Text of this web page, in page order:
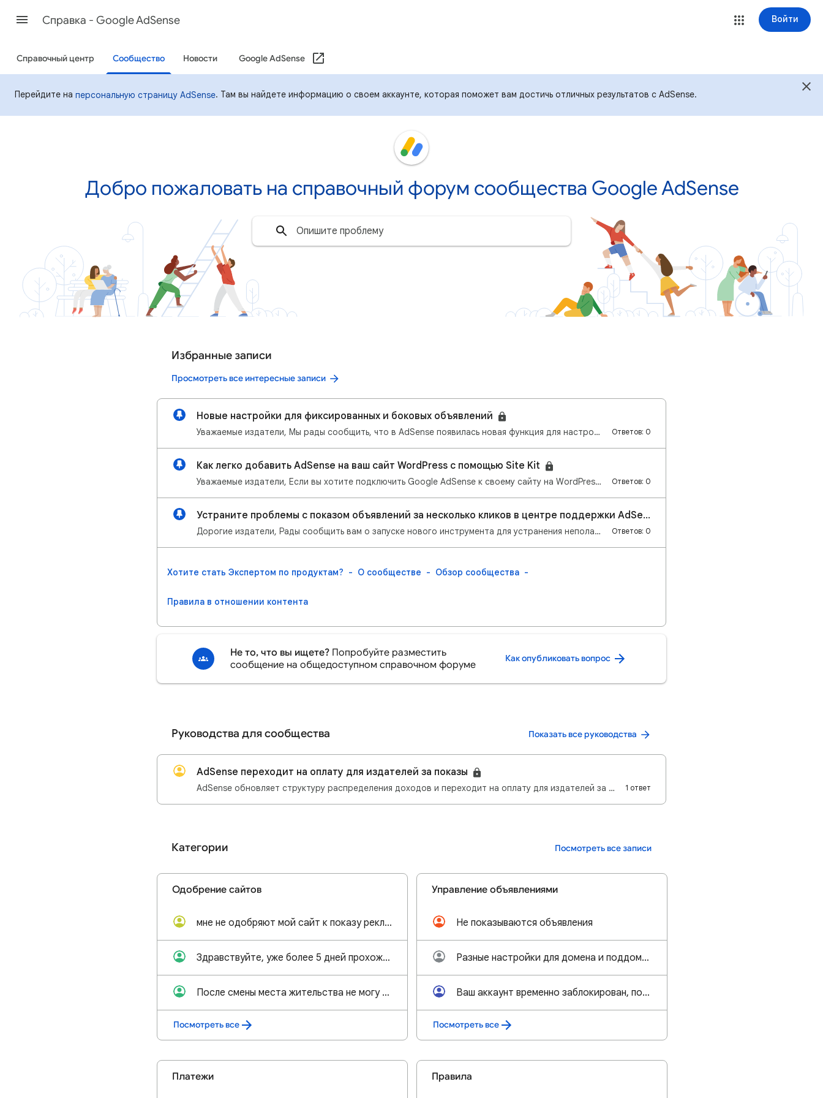
Cправка - Google AdSense Войти
Справочный центр Сообщество Новости Google AdSense
Перейдите на персональную страницу AdSense. Там вы найдете информацию о своем аккаунте, которая поможет вам достичь отличных результатов с AdSense.
Добро пожаловать на справочный форум сообщества Google AdSense
Избранные записи
Просмотреть все интересные записи
Новые настройки для фиксированных и боковых объявлений
Уважаемые издатели, Мы рады сообщить, что в AdSense появилась новая функция для настройки размещения… Ответов: 0
Как легко добавить AdSense на ваш сайт WordPress с помощью Site Kit
Уважаемые издатели, Если вы хотите подключить Google AdSense к своему сайту на WordPress и ищете удо… Ответов: 0
Устраните проблемы с показом объявлений за несколько кликов в центре поддержки AdSense
Дорогие издатели, Рады сообщить вам о запуске нового инструмента для устранения неполадок с показом … Ответов: 0
Хотите стать Экспертом по продуктам? О сообществе Обзор сообщества
Правила в отношении контента
Не то, что вы ищете? Попробуйте разместить
сообщение на общедоступном справочном форуме
Как опубликовать вопрос
Руководства для сообщества Показать все руководства
AdSense переходит на оплату для издателей за показы
AdSense обновляет структуру распределения доходов и переходит на оплату для издателей за показы. Ори… 1 ответ
Категории Посмотреть все записи
Одобрение сайтов
мне не одобряют мой сайт к показу рекламы утверждая что контент на нем бесполезный
Здравствуйте, уже более 5 дней прохожу проверку для сайта cs2-site.ru чтобы получить рекламу
После смены места жительства не могу подключить сайты к Адсенсе
Посмотреть все
Управление объявлениями
Не показываются объявления
Разные настройки для домена и поддомена
Ваш аккаунт временно заблокирован, поэтому показ объявлений отключен.
Посмотреть все
Платежи Правила